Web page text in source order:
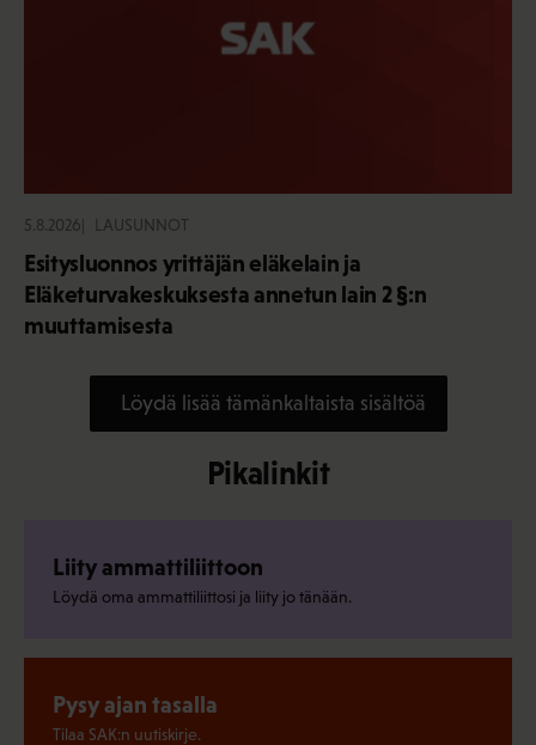
5.8.2026 LAUSUNNOT
Esitysluonnos yrittäjän eläkelain ja
Eläketurvakeskuksesta annetun lain 2 §:n
muuttamisesta
Löydä lisää tämänkaltaista sisältöä
Pikalinkit
Liity ammattiliittoon
Löydä oma ammattiliittosi ja liity jo tänään.
Pysy ajan tasalla
Tilaa SAK:n uutiskirje.